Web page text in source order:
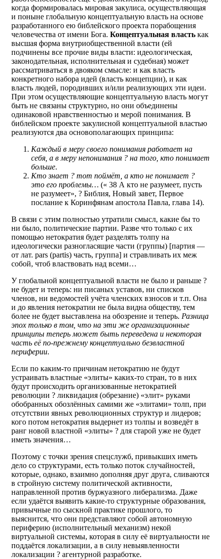
когда формировалась мировая закулиса, осуществляющая
и поныне глобальную концептуальную власть на основе
разработанного ею библейского проекта порабощения
человечества от имени Бога. Концептуальная власть как
высшая форма внутриобщественной власти (ей
подчинены все прочие виды власти: идеологическая,
законодательная, исполнительная и судебная) может
рассматриваться в двояком смысле: и как власть
конкретного набора идей (власть концепции), и как
власть людей, породивших и/или реализующих эти идеи.
При этом осуществляющие концептуальную власть могут
быть не связаны структурно, но они объединены
одинаковой нравственностью и мерой понимания. В
библейском проекте закулисной концептуальной властью
реализуются два основополагающих принципа:
Каждый в меру своего понимания работает на
себя, а в меру непонимания ? на того, кто понимает
больше.
Кто знает ? тот поймёт, а кто не понимает ?
это его проблемы… (« 38 А кто не разумеет, пусть
не разумеет», ? Библия, Новый завет, Первое
послание к Коринфянам апостола Павла, глава 14).
В связи с этим полностью утратили смысл, какие бы то
ни было, политические партии. Разве что только с их
помощью нетократия будет разделять толпу на
идеологически разногласящие части (группы) [партия —
от лат. pars (partis) часть, группа] и стравливать их меж
собой, чтоб властвовать над всеми…
У глобальной концептуальной власти не было и раньше ?
не будет и теперь: ни писаных уставов, ни списков
членов, ни ведомостей учёта членских взносов и т.п. Она
и до явления нетократии не была видна обществу, тем
более не будет выставлена на обозрение и теперь. Разница
эпох только в том, что на эти же организационные
принципы теперь может быть переведена и некоторая
часть её по-прежнему концептуально безвластной
периферии.
Если по каким-то причинам нетократию не будут
устраивать властные «элиты» каких-то стран, то в них
будут происходить организованные нетократией
революции ? ликвидация (обрезание) «элит» руками
обобранных обозлённых самими же «элитами» толп, при
отсутствии явных революционных структур и лидеров;
кого потом нетократия выдернет из толпы и возведёт в
ранг новой властной «элиты» ? для старой уже не будет
иметь значения…
Поэтому с точки зрения спецслужб, привыкших иметь
дело со структурами, есть только поток случайностей,
которые, однако, взаимно дополняя друг друга, сливаются
в стройную систему политической активности,
направленной против буржуазного либерализма. Даже
если удаётся выявить какие-то структурные образования,
привычные по сыскной практике прошлого, то
выяснится, что они представляют собой автономную
периферию (исполнительный механизм) некой
виртуальной системы, которая в силу её виртуальности не
поддаётся локализации, а в силу невыявленности
локализации ? агентурной разработке.